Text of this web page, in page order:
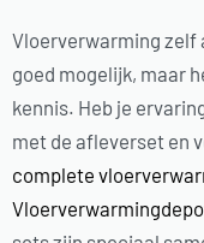
Vloerverwarming zelf
goed mogelijk, maar
kennis. Heb je
met de afleverset en
complete